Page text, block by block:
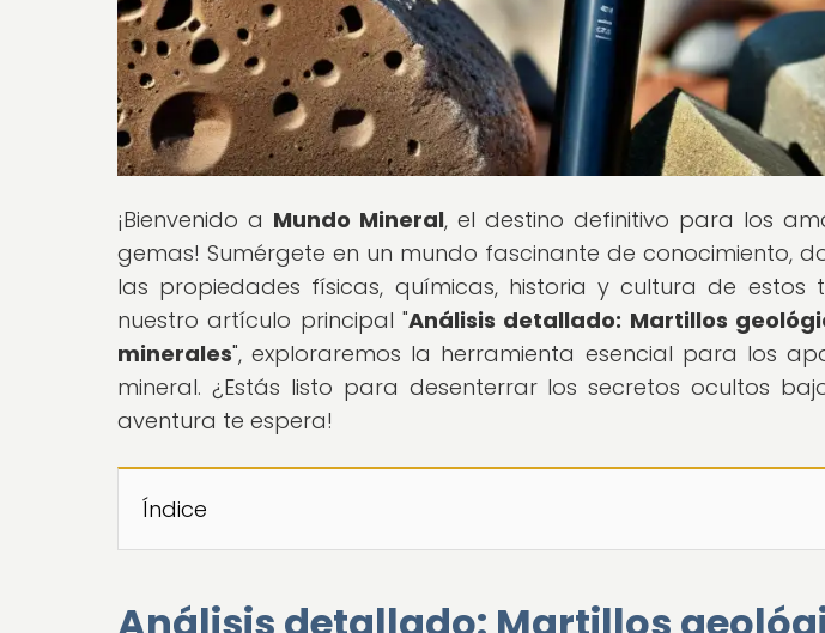
¡Bienvenido a Mundo Mineral, el destino definitivo para los
gemas! Sumérgete en un mundo fascinante de conocimiento,
las propiedades físicas, químicas, historia y cultura de estos
nuestro artículo principal "Análisis detallado: Martillos
minerales", exploraremos la herramienta esencial para los
mineral. ¿Estás listo para desenterrar los secretos ocultos
aventura te espera!
Índice